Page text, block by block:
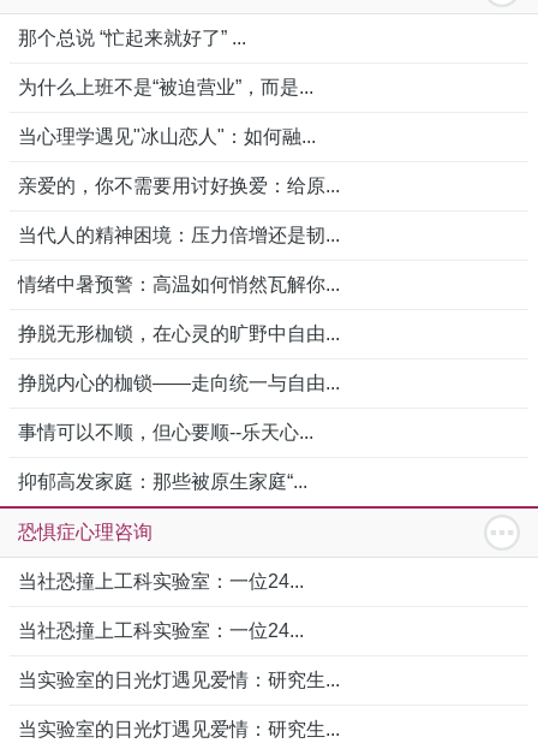
那个总说 “忙起来就好了” ...
为什么上班不是“被迫营业”，而是...
当心理学遇见"冰山恋人"：如何融...
亲爱的，你不需要用讨好换爱：给原...
当代人的精神困境：压力倍增还是韧...
情绪中暑预警：高温如何悄然瓦解你...
挣脱无形枷锁，在心灵的旷野中自由...
挣脱内心的枷锁——走向统一与自由...
事情可以不顺，但心要顺--乐天心...
抑郁高发家庭：那些被原生家庭“...
恐惧症心理咨询
当社恐撞上工科实验室：一位24...
当社恐撞上工科实验室：一位24...
当实验室的日光灯遇见爱情：研究生...
当实验室的日光灯遇见爱情：研究生...